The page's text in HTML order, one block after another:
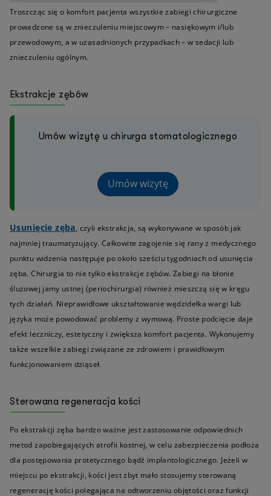
Troszcząc się o komfort pacjenta wszystkie zabiegi chirurgiczne
prowadzone są w znieczuleniu miejscowym – nasiękowym i/lub
przewodowym, a w uzasadnionych przypadkach – w sedacji lub
znieczuleniu ogólnym.
Ekstrakcje zębów
Umów wizytę u chirurga stomatologicznego
Umów wizytę
Usunięcie zęba, czyli ekstrakcja, są wykonywane w sposób jak
najmniej traumatyzujący. Całkowite zagojenie się rany z medycznego
punktu widzenia następuje po około sześciu tygodniach od usunięcia
zęba. Chirurgia to nie tylko ekstrakcje zębów. Zabiegi na błonie
śluzowej jamy ustnej (periochirurgia) również mieszczą się w kręgu
tych działań. Nieprawidłowe ukształtowanie wędzidełka wargi lub
języka może powodować problemy z wymową. Proste podcięcie daje
efekt leczniczy, estetyczny i zwiększa komfort pacjenta. Wykonujemy
także wszelkie zabiegi związane ze zdrowiem i prawidłowym
funkcjonowaniem dziąseł.
Sterowana regeneracja kości
Po ekstrakcji zęba bardzo ważne jest zastosowanie odpowiednich
metod zapobiegających atrofii kostnej, w celu zabezpieczenia podłoża
dla postępowania protetycznego bądź implantologicznego. Jeżeli w
miejscu po ekstrakcji, kości jest zbyt mało stosujemy sterowaną
regenerację kości polegająca na odtworzeniu objętości oraz funkcji